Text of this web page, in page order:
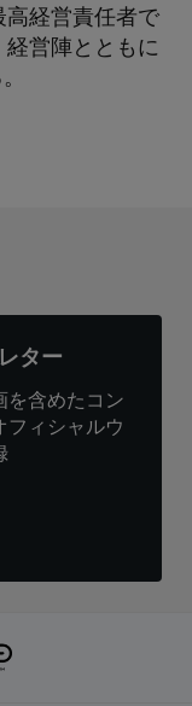
高経営責任者で
経営陣とともに
ター
を含めたコン
フィシャルウ